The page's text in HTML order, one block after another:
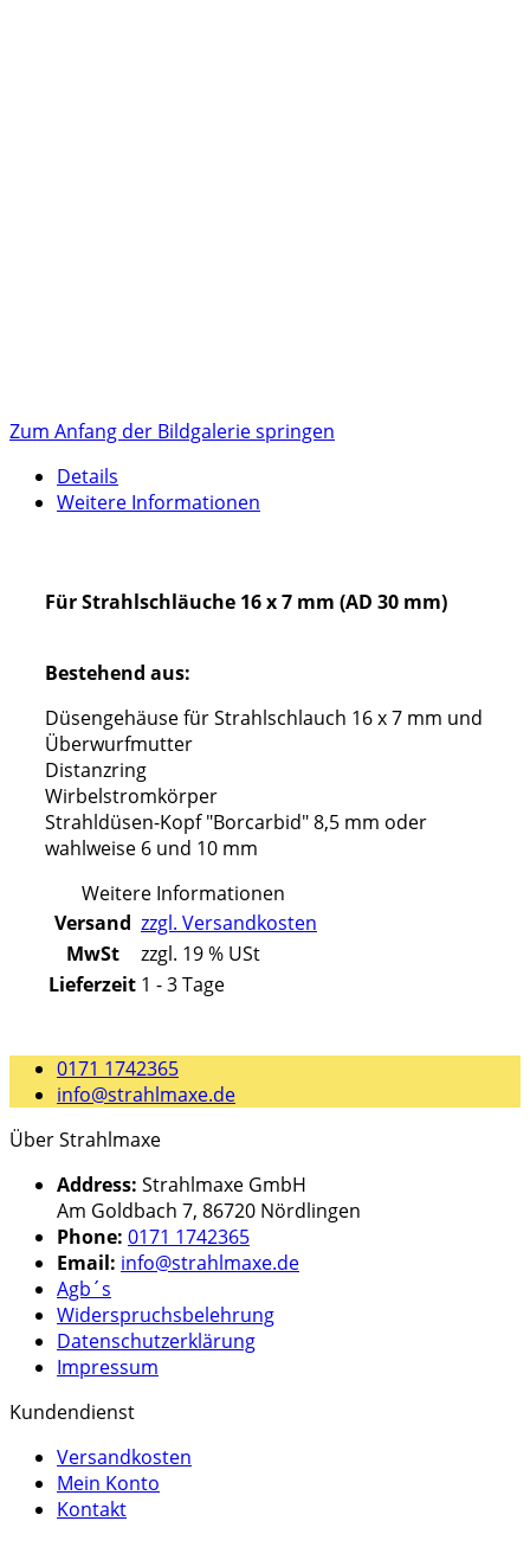
Zum Anfang der Bildgalerie springen
Details
Weitere Informationen
Für Strahlschläuche 16 x 7 mm (AD 30 mm)
Bestehend aus:
Düsengehäuse für Strahlschlauch 16 x 7 mm und
Überwurfmutter
Distanzring
Wirbelstromkörper
Strahldüsen-Kopf "Borcarbid" 8,5 mm oder
wahlweise 6 und 10 mm
Weitere Informationen
Versand zzgl. Versandkosten
MwSt
zzgl. 19 % USt
Lieferzeit 1 - 3 Tage
0171 1742365
info@strahlmaxe.de
Über Strahlmaxe
Address: Strahlmaxe GmbH
Am Goldbach 7, 86720 Nördlingen
Phone: 0171 1742365
Email: info@strahlmaxe.de
Agb´s
Widerspruchsbelehrung
Datenschutzerklärung
Impressum
Kundendienst
Versandkosten
Mein Konto
Kontakt